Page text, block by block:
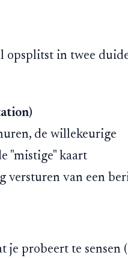
opsplitst in twee
de willekeurige
"mistige" kaart
versturen van een
je probeert te sensen